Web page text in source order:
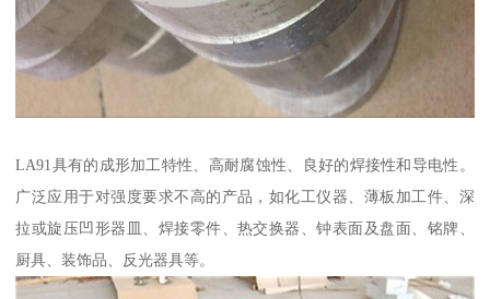
LA91具有的成形加工特性、高耐腐蚀性、良好的焊接性和导电性。
广泛应用于对强度要求不高的产品，如化工仪器、薄板加工件、深
拉或旋压凹形器皿、焊接零件、热交换器、钟表面及盘面、铭牌、
厨具、装饰品、反光器具等。